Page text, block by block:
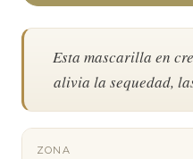
Esta mascarilla en
alivia la sequedad,
ZONA